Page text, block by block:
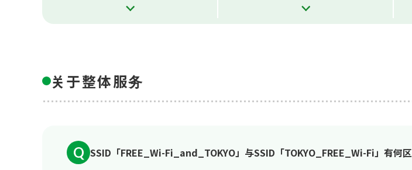
关于整体服务
Q SSID「FREE_Wi-Fi_and_TOKYO」与SSID「TOKYO_FREE_Wi-Fi」有何